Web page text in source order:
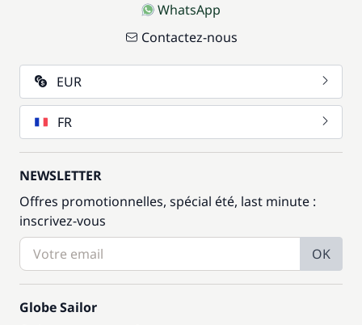
WhatsApp
Contactez-nous
EUR
FR
NEWSLETTER
Offres promotionnelles, spécial été, last minute :
inscrivez-vous
OK
Globe Sailor